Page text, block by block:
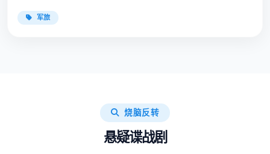
军旅
烧脑反转
悬疑谍战剧